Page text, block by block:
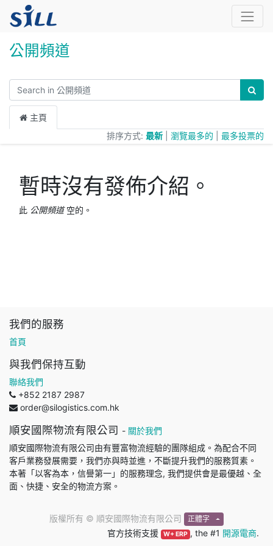
公開頻道
主頁
排序方式: 最新 瀏覽最多的 最多投票的
暫時沒有發佈介紹。
此 公開頻道空的。
我們的服務
首頁
與我們保持互動
聯絡我們
+852 2187 2987
order@silogistics.com.hk
順安國際物流有限公司 - 關於我們
順安國際物流有限公司由有豐富物流經驗的團隊組成。為配合不同
客戶業務發展需要，我們亦與時並進，不斷提升我們的服務質素。
本著「以客為本，信譽第一」的服務理念, 我們提供會是最優越、全
面、快捷、安全的物流方案。
版權所有 © 順安國際物流有限公司 正體字
官方技術支援 W+ ERP , the #1 開源電商.